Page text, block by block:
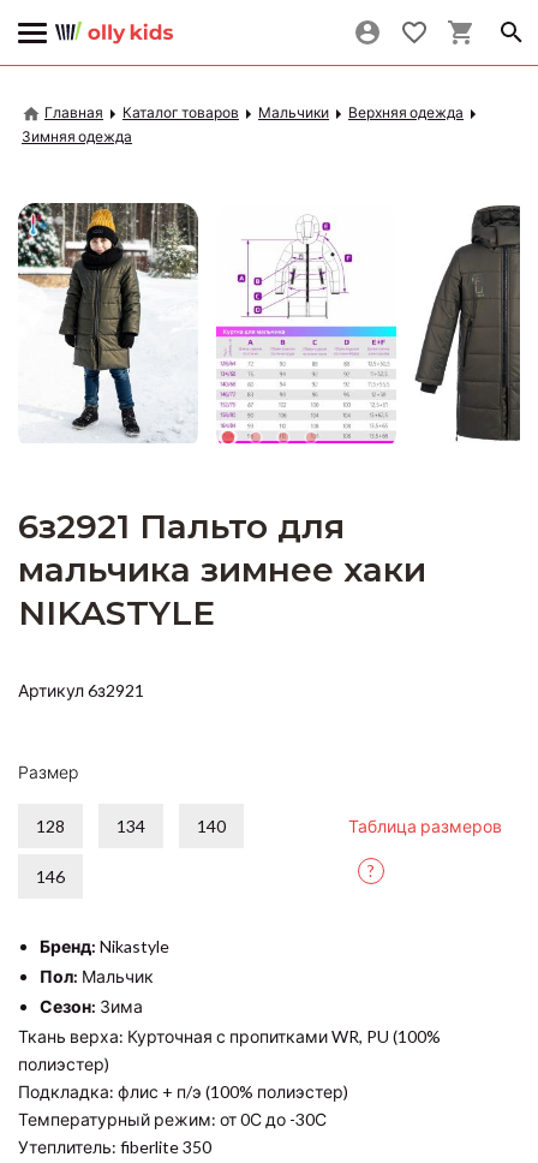
Главная Каталог товаров Мальчики
Верхняя одежда
Зимняя одежда
6з2921 Пальто для
мальчика зимнее хаки
NIKASTYLE
Артикул 6з2921
Размер
128 134 140
146
Таблица размеров
?
Бренд: Nikastyle
Пол: Мальчик
Сезон: Зима
Ткань верха: Курточная с пропитками WR, PU (100%
полиэстер)
Подкладка: флис + п/э (100% полиэстер)
Температурный режим: от 0С до -30С
Утеплитель: fiberlite 350